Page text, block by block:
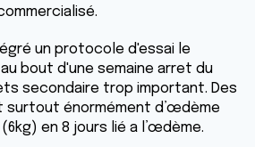
un protocole d'essai le
bout d'une semaine arret du
secondaire trop important. Des
énormément d’œdème
en 8 jours lié a l’œdème.